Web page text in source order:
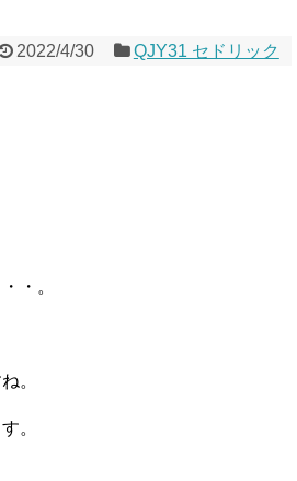
2022/4/30 QJY31 セドリック
・。
。
。